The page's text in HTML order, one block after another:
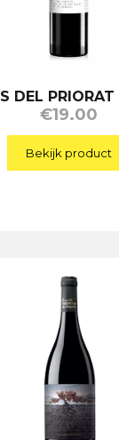
DEL
€19.00
Bekijk product